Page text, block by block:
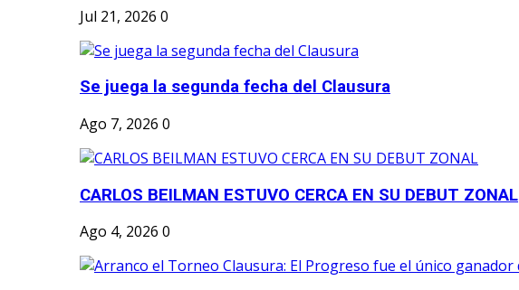
Jul 21, 2026 0
Se juega la segunda fecha del Clausura
Ago 7, 2026 0
CARLOS BEILMAN ESTUVO CERCA EN SU DEBUT ZONAL
Ago 4, 2026 0